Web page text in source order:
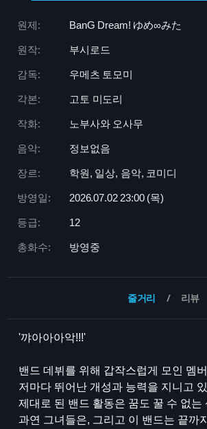
원제: BanG Dream! ゆめ∞みた
원작: 부시로드
감독: 우메츠 토모미
각본: 고토 미도리
작화: 노부사와 오사무
음악: 정보없음
장르: 학원, 일상, 음악, 코미디
방영일: 2026.07.02 23:00 (목)
등급: 12
총화수: 방영중
줄거리 리뷰
'꺄아아아악!!!'
밴드 데뷔를 위해 갑작스럽게 모인 멤
저마다 뛰어난 개성과 능력을 지니고
제대로 된 밴드 활동은 꿈도 꿀 수 없는
과연 그녀들은, 그리고 이 밴드는 끝까